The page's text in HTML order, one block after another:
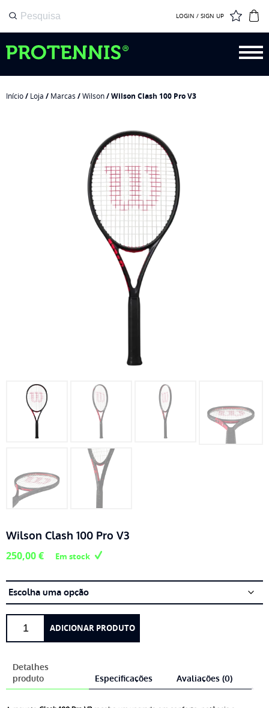
LOGIN / SIGN UP
Início/ Loja / Marcas /Wilson/ Wilson Clash 100 Pro V3
Wilson Clash 100 Pro V3
250,00€ Em stock
Clash
100
Pro
V3
ADICIONAR PRODUTO
Detalhes
produto
Especificações Avaliações (0)